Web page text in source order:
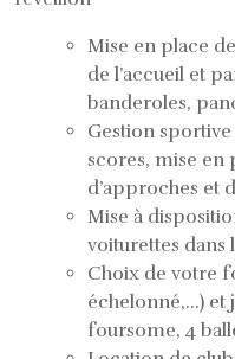
Mise en place
de l’accueil et
banderoles,
Gestion sportive
scores, mise en
d’approches et
Mise à
voiturettes
Choix de votre
échelonné,…) et
foursome, 4